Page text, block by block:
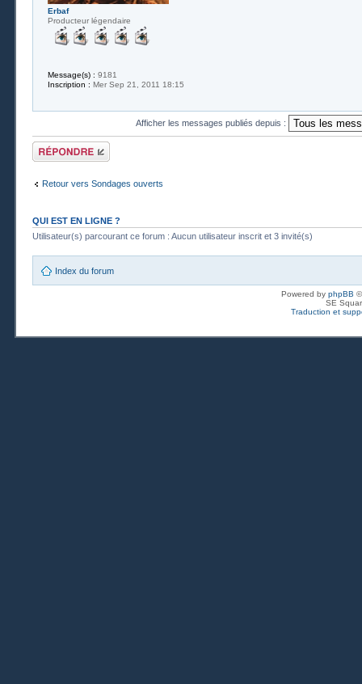
Erbaf
Producteur légendaire
Message(s) : 9181
Inscription : Mer Sep 21, 2011 18:15
Afficher les messages publiés depuis :
Publier une
réponse
Retour vers Sondages ouverts
QUI EST EN LIGNE ?
Utilisateur(s) parcourant ce forum : Aucun utilisateur inscrit et 3 invité(s)
Index du forum
Powered by phpBB
SE
Traduction et